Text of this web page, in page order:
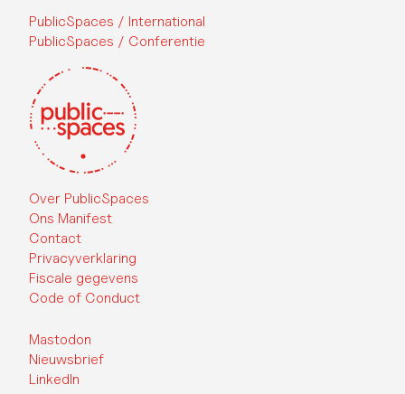
PublicSpaces / International
PublicSpaces / Conferentie
Over PublicSpaces
Ons Manifest
Contact
Privacyverklaring
Fiscale gegevens
Code of Conduct
Mastodon
Nieuwsbrief
LinkedIn